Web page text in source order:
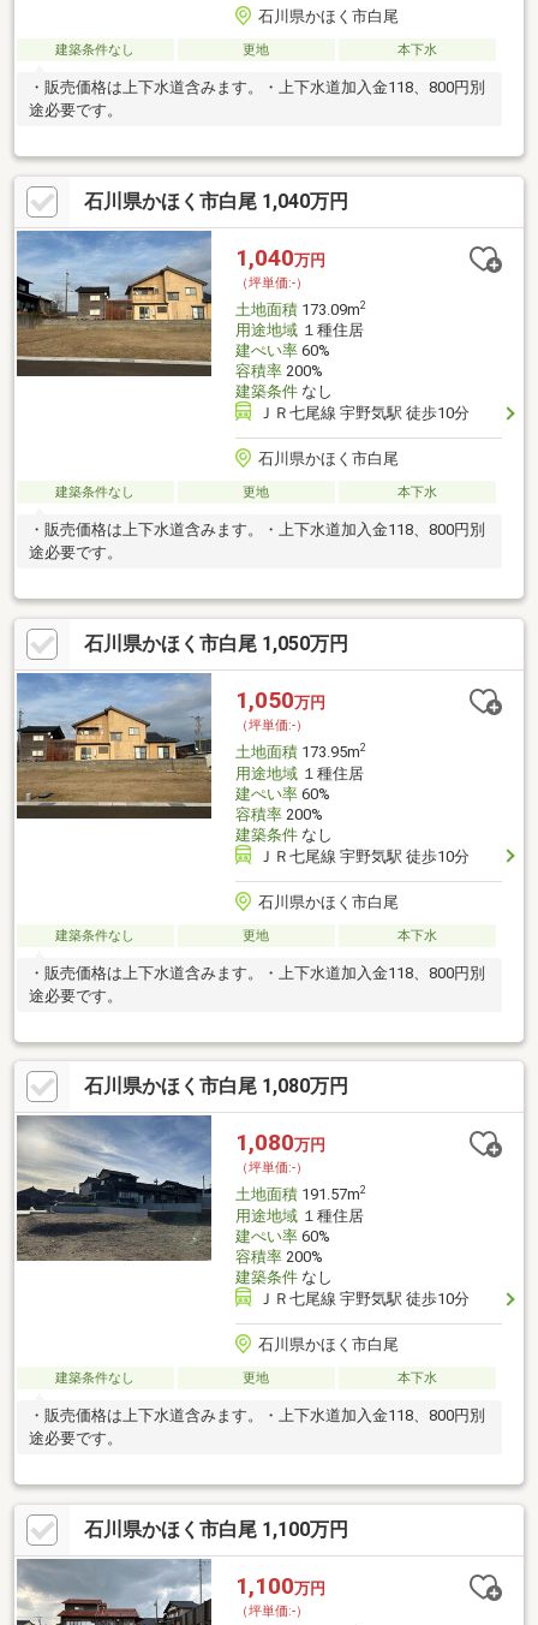
石川県かほく市白尾
建築条件なし 更地 本下水
・販売価格は上下水道含みます。・上下水道加入金118、800円別
途必要です。
石川県かほく市白尾 1,040万円
1,040万円
（坪単価:-）
土地面積173.09m2
用途地域１種住居
建ぺい率60%
容積率200%
建築条件なし
ＪＲ七尾線 宇野気駅 徒歩10分
石川県かほく市白尾
建築条件なし 更地 本下水
・販売価格は上下水道含みます。・上下水道加入金118、800円別
途必要です。
石川県かほく市白尾 1,050万円
1,050万円
（坪単価:-）
土地面積173.95m2
用途地域１種住居
建ぺい率60%
容積率200%
建築条件なし
ＪＲ七尾線 宇野気駅 徒歩10分
石川県かほく市白尾
建築条件なし 更地 本下水
・販売価格は上下水道含みます。・上下水道加入金118、800円別
途必要です。
石川県かほく市白尾 1,080万円
1,080万円
（坪単価:-）
土地面積191.57m2
用途地域１種住居
建ぺい率60%
容積率200%
建築条件なし
ＪＲ七尾線 宇野気駅 徒歩10分
石川県かほく市白尾
建築条件なし 更地 本下水
・販売価格は上下水道含みます。・上下水道加入金118、800円別
途必要です。
石川県かほく市白尾 1,100万円
1,100万円
（坪単価:-）